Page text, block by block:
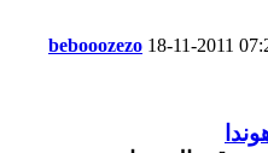
bebooozezo 18-11-2011